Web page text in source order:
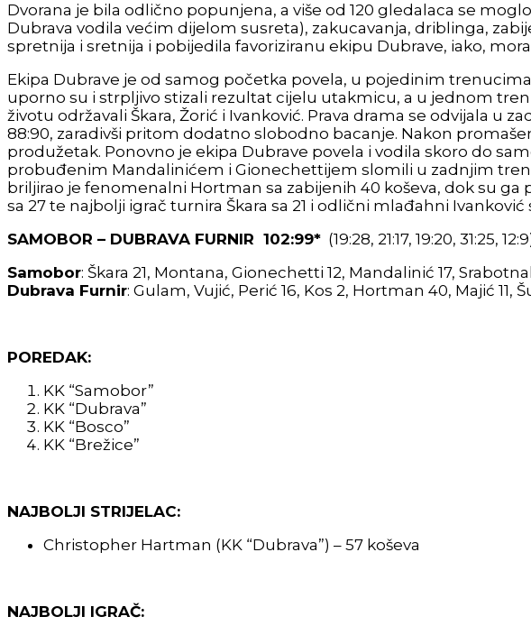
Dvorana je bila odlično popunjena, a više od 120 gledalaca se
Dubrava vodila većim dijelom susreta), zakucavanja, driblinga,
spretnija i sretnija i pobijedila favoriziranu ekipu Dubrave, iako,
Ekipa Dubrave je od samog početka povela, u pojedinim
uporno su i strpljivo stizali rezultat cijelu utakmicu, a u jednom
životu održavali Škara, Žorić i Ivanković. Prava drama se odvijala u
88:90, zaradivši pritom dodatno slobodno bacanje. Nakon
produžetak. Ponovno je ekipa Dubrave povela i vodila skoro do
probuđenim Mandalinićem i Gionechettijem slomili u zadnjim
briljirao je fenomenalni Hortman sa zabijenih 40 koševa, dok su ga
sa 27 te najbolji igrač turnira Škara sa 21 i odlični mlađahni Ivanković
SAMOBOR – DUBRAVA FURNIR 102:99* (19:28, 21:17, 19:20, 31:25,
Samobor: Škara 21, Montana, Gionechetti 12, Mandalinić 17,
Dubrava Furnir: Gulam, Vujić, Perić 16, Kos 2, Hortman 40, Majić 11,
POREDAK:
KK “Samobor”
KK “Dubrava”
KK “Bosco”
KK “Brežice”
NAJBOLJI STRIJELAC:
Christopher Hartman (KK “Dubrava”) – 57 koševa
NAJBOLJI IGRAČ: